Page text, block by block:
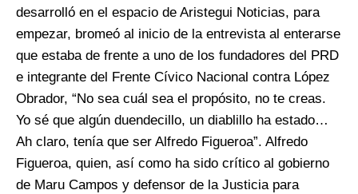
desarrolló en el espacio de Aristegui Noticias, para
empezar, bromeó al inicio de la entrevista al enterarse
que estaba de frente a uno de los fundadores del PRD
e integrante del Frente Cívico Nacional contra López
Obrador, “No sea cuál sea el propósito, no te creas.
Yo sé que algún duendecillo, un diablillo ha estado…
Ah claro, tenía que ser Alfredo Figueroa”. Alfredo
Figueroa, quien, así como ha sido crítico al gobierno
de Maru Campos y defensor de la Justicia para